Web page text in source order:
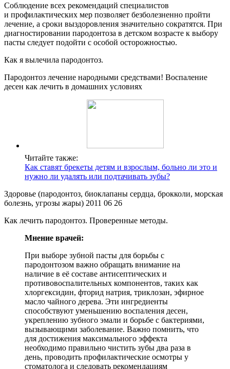
Соблюдение всех рекомендаций специалистов
и профилактических мер позволяет безболезненно пройти
лечение, а сроки выздоровления значительно сократятся. При
диагностировании пародонтоза в детском возрасте к выбору
пасты следует подойти с особой осторожностью.
Как я вылечила пародонтоз.
Пародонтоз лечение народными средствами! Воспаление
десен как лечить в домашних условиях
Читайте также:
Как ставят брекеты детям и взрослым, больно ли это и
нужно ли удалять или подтачивать зубы?
Здоровье (пародонтоз, биоклапаны сердца, брокколи, морская
болезнь, угрозы жары) 2011 06 26
Как лечить пародонтоз. Проверенные методы.
Мнение врачей:
При выборе зубной пасты для борьбы с
пародонтозом важно обращать внимание на
наличие в её составе антисептических и
противовоспалительных компонентов, таких как
хлоргексидин, фторид натрия, триклозан, эфирное
масло чайного дерева. Эти ингредиенты
способствуют уменьшению воспаления десен,
укреплению зубного эмали и борьбе с бактериями,
вызывающими заболевание. Важно помнить, что
для достижения максимального эффекта
необходимо правильно чистить зубы два раза в
день, проводить профилактические осмотры у
стоматолога и следовать рекомендациям